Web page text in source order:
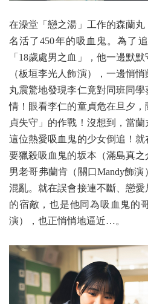
在澡堂「戀之湯」工作的森蘭
名活了450年的吸血鬼。為了
「18歲處男之血」，他一邊默
（板垣李光人飾演），一邊悄
丸震驚地發現李仁竟對同班同
情！眼看李仁的童貞危在旦夕
貞失守」的作戰！沒想到，當
這位熱愛吸血鬼的少女倒追！
要獵殺吸血鬼的坂本（滿島真
男老哥弗蘭肯（關口Mandy飾
混亂。就在誤會接連不斷、戀
的宿敵，也是他同為吸血鬼的
演），也正悄悄地逼近…。